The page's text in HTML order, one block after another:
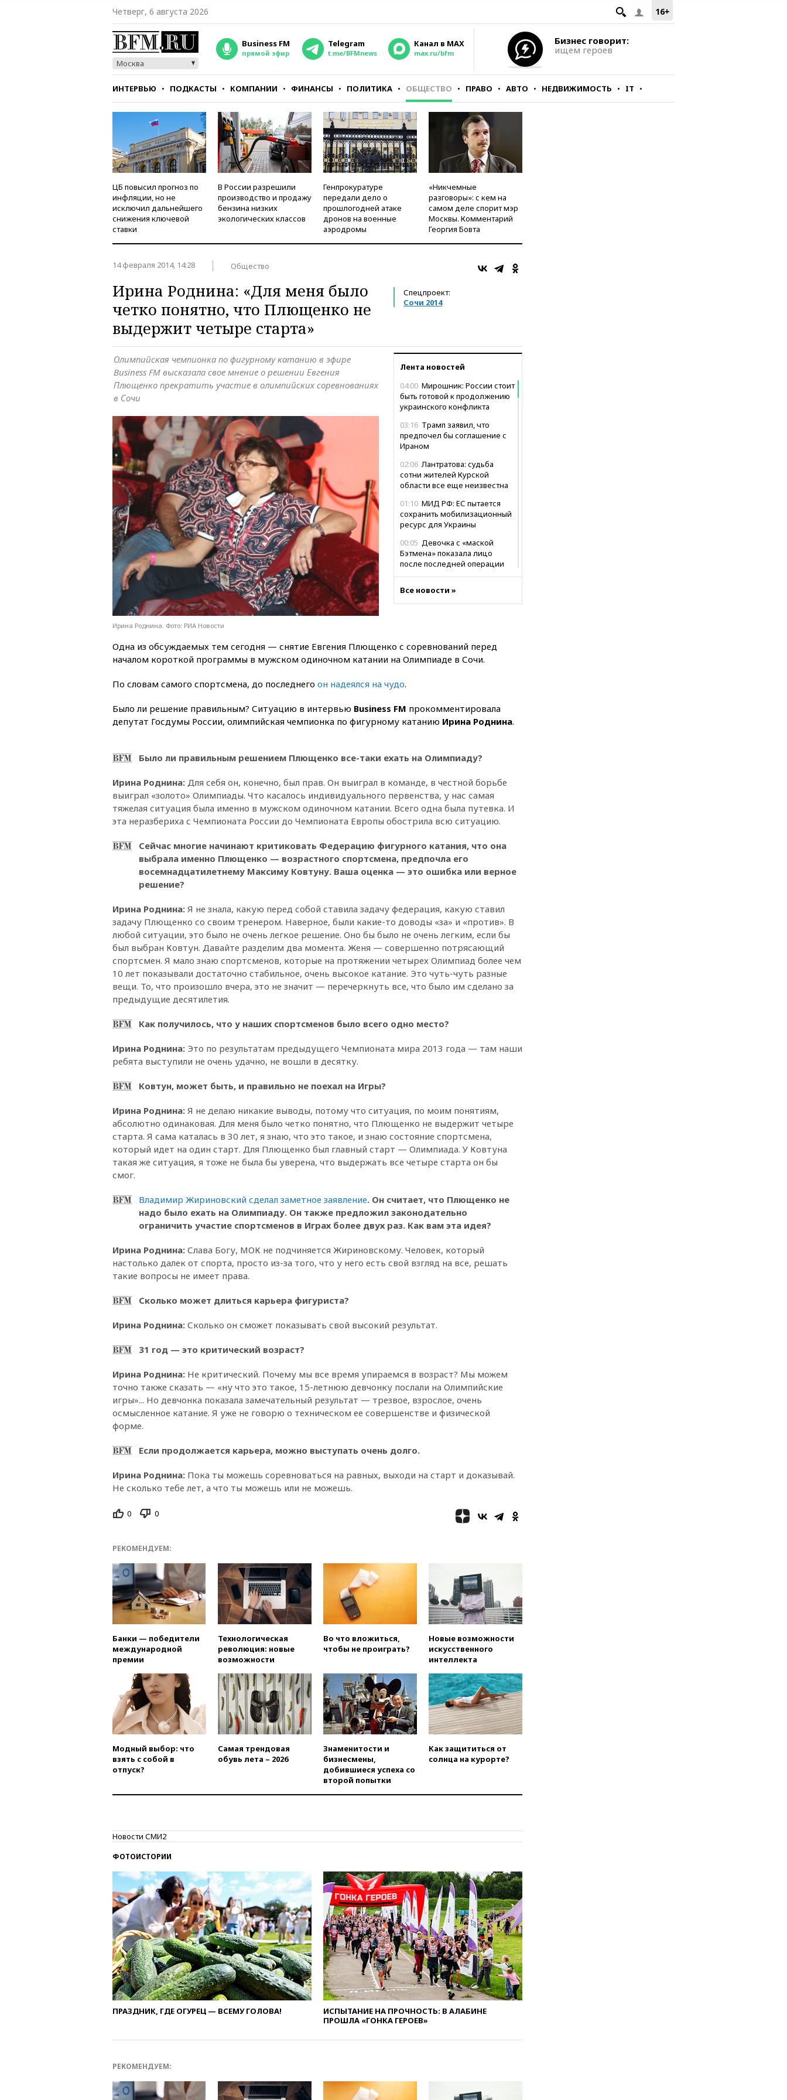
16+
Четверг, 6 августа 2026
Москва
Business FM
прямой эфир
Telegram
t.me/BFMnews
Канал в MAX
max.ru/bfm
Бизнес говорит:
ищем героев
ИНТЕРВЬЮ ПОДКАСТЫ КОМПАНИИ ФИНАНСЫ ПОЛИТИКА ОБЩЕСТВО ПРАВО АВТО НЕДВИЖИМОСТЬ IT
СТИЛЬ ТЕСТЫ
ЦБ повысил прогноз по
инфляции, но не
исключил дальнейшего
снижения ключевой
ставки
В России разрешили
производство и продажу
бензина низких
экологических классов
Генпрокуратуре
передали дело о
прошлогодней атаке
дронов на военные
аэродромы
«Никчемные
разговоры»: с кем на
самом деле спорит мэр
Москвы. Комментарий
Георгия Бовта
14 февраля 2014, 14:28 Общество
Спецпроект:
Сочи 2014
Ирина Роднина: «Для меня было
четко понятно, что Плющенко не
выдержит четыре старта»
Лента новостей
04:00 Мирошник: России стоит
быть готовой к продолжению
украинского конфликта
03:16 Трамп заявил, что
предпочел бы соглашение с
Ираном
02:06 Лантратова: судьба
сотни жителей Курской
области все еще неизвестна
01:10 МИД РФ: ЕС пытается
сохранить мобилизационный
ресурс для Украины
00:05 Девочка с «маской
Бэтмена» показала лицо
после последней операции
историка Артема Кирпиченка
арестовали в Израиле
вчера, 23:00Пост Дмитриева в
Сеуте набрал миллион
вчера, 22:49Минпромторг:
банкротство «Кванта» не
вагонов сошли с рельсов в
вчера, 22:22 Минфин: в июле
выросли нефтегазовые
вчера, 22:15Аксаков: ЦБ
согласовал первый стандарт
исламского банкинга
подтвердили, что конкурс
пройдет в Саудовской Аравии
вчера, 21:35 Машков: в РФ
подготовили концепцию
развития театрального
искусства до 2035 года
вчера, 21:21Правительство
экологических классов
Машковым 150-летие Союза
вчера, 20:35ПВО за 12 часов
сбила 200 украинских
беспилотников
вчера, 20:20Третий комплект
золотых медалей выиграли на
главы «Уралдронзавода»
после взрыва ничего не
угрожает
снова отключилось
электричество
вчера, 19:45
вчера, 19:35
Памфилова
сообщила об омоложении
партийных списков на выборах
в Госдуму
номер «Единой России» в
вчера, 19:15
Путин обсудил с
Wildberries
вчера, 18:45
склад маркетплейса Rozetka
сгорел под Киевом
вчера, 18:35Джаред Лето
лишился роли в фильме
Барри Левинсона на фоне
вчера, 18:28Выборы ректора
ГИТИСа перенесены на «после
1 ноября»
вчера, 18:15Путин указал на
нехватку врачей в
Белгородской области
вчера, 17:58ЕС отменил
военнообязанных украинцев
вчера, 17:45
все округа Белгородской
Белгородской области
Шуваевым
вчера, 17:20«Ведомости»:
начальник тыла Санчик не
справился с возросшими
объемами работ
вчера, 17:15В аэропорту Сочи
введен план «Ковер»
вчера, 16:55При атаке дрона
ВСУ на больницу в Донецке
погибла женщина
вчера, 16:45
На территории
Все новости »
Олимпийская чемпионка по фигурному катанию в эфире
Business FM высказала свое мнение о решении Евгения
Плющенко прекратить участие в олимпийских соревнованиях
в Сочи
Ирина Роднина. Фото: РИА Новости
Одна из обсуждаемых тем сегодня — снятие Евгения Плющенко с соревнований перед
началом короткой программы в мужском одиночном катании на Олимпиаде в Сочи.
По словам самого спортсмена, до последнего он надеялся на чудо.
Было ли решение правильным? Ситуацию в интервью Business FM прокомментировала
депутат Госдумы России, олимпийская чемпионка по фигурному катанию Ирина Роднина.
Было ли правильным решением Плющенко все-таки ехать на Олимпиаду?
Ирина Роднина: Для себя он, конечно, был прав. Он выиграл в команде, в честной борьбе
выиграл «золото» Олимпиады. Что касалось индивидуального первенства, у нас самая
тяжелая ситуация была именно в мужском одиночном катании. Всего одна была путевка. И
эта неразбериха с Чемпионата России до Чемпионата Европы обострила всю ситуацию.
Сейчас многие начинают критиковать Федерацию фигурного катания, что она
выбрала именно Плющенко — возрастного спортсмена, предпочла его
восемнадцатилетнему Максиму Ковтуну. Ваша оценка — это ошибка или верное
решение?
Ирина Роднина: Я не знала, какую перед собой ставила задачу федерация, какую ставил
задачу Плющенко со своим тренером. Наверное, были какие-то доводы «за» и «против». В
любой ситуации, это было не очень легкое решение. Оно бы было не очень легким, если бы
был выбран Ковтун. Давайте разделим два момента. Женя — совершенно потрясающий
спортсмен. Я мало знаю спортсменов, которые на протяжении четырех Олимпиад более чем
10 лет показывали достаточно стабильное, очень высокое катание. Это чуть-чуть разные
вещи. То, что произошло вчера, это не значит — перечеркнуть все, что было им сделано за
предыдущие десятилетия.
Как получилось, что у наших спортсменов было всего одно место?
Ирина Роднина: Это по результатам предыдущего Чемпионата мира 2013 года — там наши
ребята выступили не очень удачно, не вошли в десятку.
Ковтун, может быть, и правильно не поехал на Игры?
Ирина Роднина: Я не делаю никакие выводы, потому что ситуация, по моим понятиям,
абсолютно одинаковая. Для меня было четко понятно, что Плющенко не выдержит четыре
старта. Я сама каталась в 30 лет, я знаю, что это такое, и знаю состояние спортсмена,
который идет на один старт. Для Плющенко был главный старт — Олимпиада. У Ковтуна
такая же ситуация, я тоже не была бы уверена, что выдержать все четыре старта он бы
смог.
Владимир Жириновский сделал заметное заявление. Он считает, что Плющенко не
надо было ехать на Олимпиаду. Он также предложил законодательно
ограничить участие спортсменов в Играх более двух раз. Как вам эта идея?
Ирина Роднина: Слава Богу, МОК не подчиняется Жириновскому. Человек, который
настолько далек от спорта, просто из-за того, что у него есть свой взгляд на все, решать
такие вопросы не имеет права.
Сколько может длиться карьера фигуриста?
Ирина Роднина: Сколько он сможет показывать свой высокий результат.
31 год — это критический возраст?
Ирина Роднина: Не критический. Почему мы все время упираемся в возраст? Мы можем
точно также сказать — «ну что это такое, 15-летнюю девчонку послали на Олимпийские
игры»... Но девчонка показала замечательный результат — трезвое, взрослое, очень
осмысленное катание. Я уже не говорю о техническом ее совершенстве и физической
форме.
Если продолжается карьера, можно выступать очень долго.
Ирина Роднина: Пока ты можешь соревноваться на равных, выходи на старт и доказывай.
Не сколько тебе лет, а что ты можешь или не можешь.
0 0
РЕКОМЕНДУЕМ:
Банки — победители
международной
премии
Технологическая
революция: новые
возможности
Во что вложиться,
чтобы не проиграть?
Новые возможности
искусственного
интеллекта
Модный выбор: что
взять с собой в
отпуск?
Самая трендовая
обувь лета – 2026
Знаменитости и
бизнесмены,
добившиеся успеха со
второй попытки
Как защититься от
солнца на курорте?
Новости СМИ2
ФОТОИСТОРИИ
ПРАЗДНИК, ГДЕ ОГУРЕЦ — ВСЕМУ ГОЛОВА!
ИСПЫТАНИЕ НА ПРОЧНОСТЬ: В АЛАБИНЕ
ПРОШЛА «ГОНКА ГЕРОЕВ»
РЕКОМЕНДУЕМ: